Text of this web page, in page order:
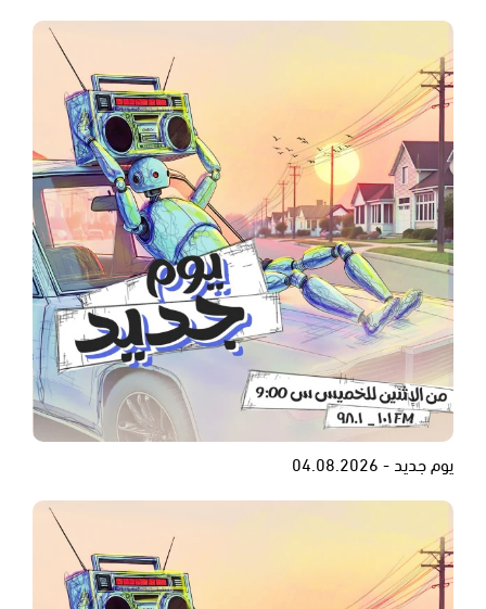
يوم جديد - 04.08.2026